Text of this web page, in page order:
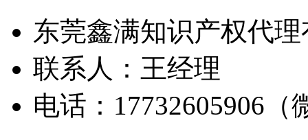
东莞鑫满知识产权代
联系人：王经理
电话：17732605906（